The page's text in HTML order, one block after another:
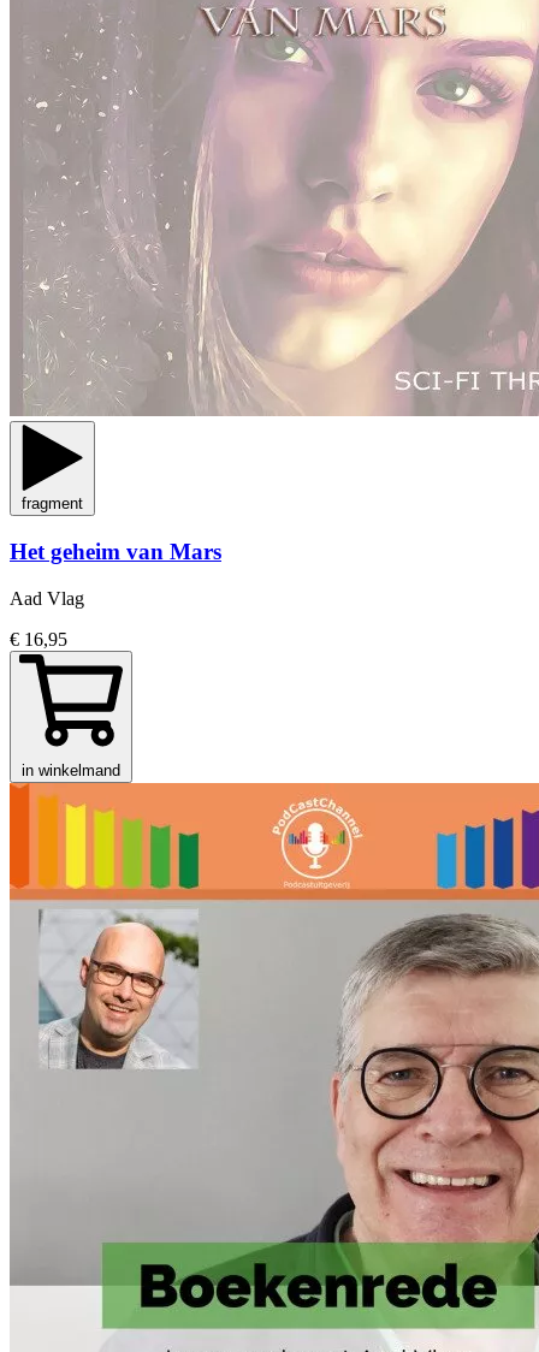
fragment
Het geheim van Mars
Aad Vlag
€ 16,95
in winkelmand